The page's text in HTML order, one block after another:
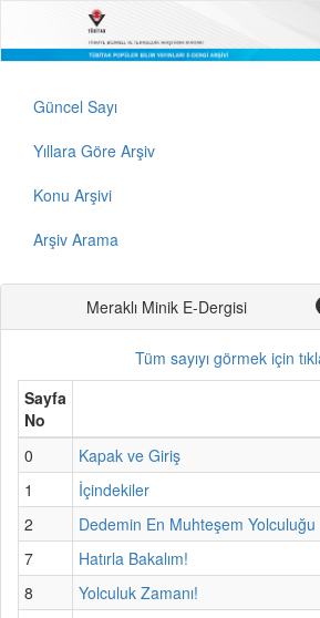
Güncel Sayı
Yıllara Göre Arşiv
Konu Arşivi
Arşiv Arama
Meraklı Minik E-Dergisi
Tüm sayıyı görmek için
Sayfa
No
0
Kapak ve Giriş
1
İçindekiler
2
Dedemin En Muhteşem Yolculuğu
7
Hatırla Bakalım!
8
Yolculuk Zamanı!